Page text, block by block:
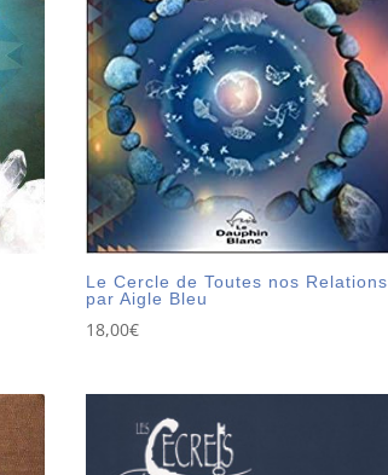
Le Cercle de Toutes nos Relations
par Aigle Bleu
18,00€